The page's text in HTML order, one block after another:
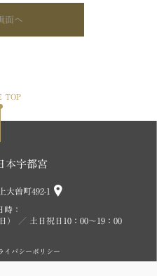
面へ
TOP
本宇都宮
大曽町492-1
時：
） ／ 土日祝日10：00～19：00
イバシーポリシー